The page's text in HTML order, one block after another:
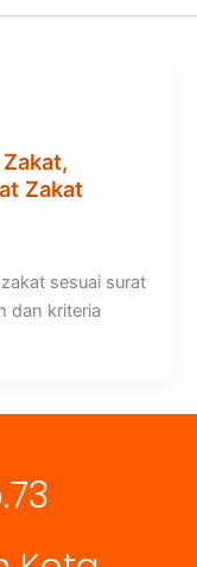
Zakat
sesuai surat
dan kriteria